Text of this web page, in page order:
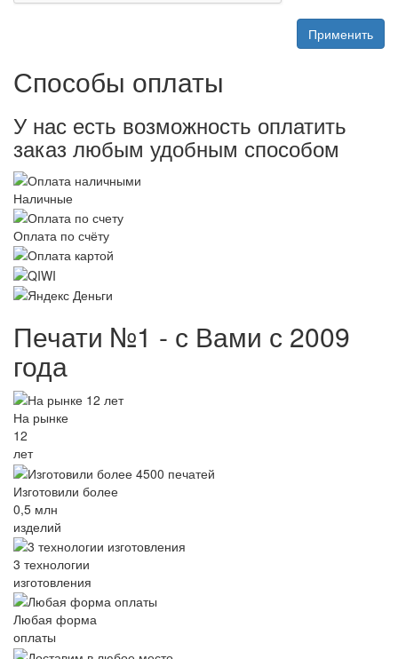
Способы оплаты
У нас есть возможность оплатить
заказ любым удобным способом
Наличные
Оплата по счёту
Печати №1 - с Вами с 2009
года
На рынке
12
лет
Изготовили более
0,5 млн
изделий
3 технологии
изготовления
Любая форма
оплаты